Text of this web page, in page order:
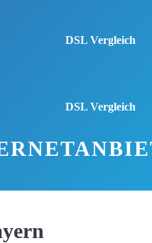
DSL Vergleich
DSL Vergleich